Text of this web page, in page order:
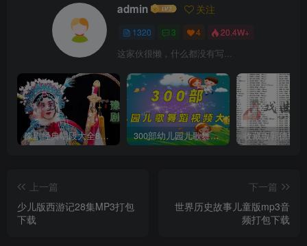
admin 关注
1320 3 4 20.4W+
这家伙很懒，什么都没有写...
豫剧经典唱段大全850首mp3打包戏曲下载 300部幼儿园儿歌舞蹈视频大合集
上一篇
少儿版西游记28集MP3打包
下载
下一篇
世界历史故事儿童版mp3音
频打包下载